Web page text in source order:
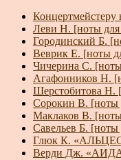
Концертмейстеру
Леви Н. [ноты
Городинский Б.
Веврик Е. [ноты
Чичерина С.
Агафонников Н.
Шерстобитова Н.
Сорокин В. [ноты
Маклаков В.
Савельев Б.
Глюк К.
Верди Дж.